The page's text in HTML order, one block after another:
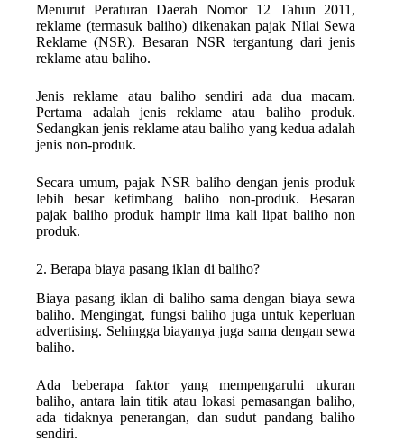
Menurut Peraturan Daerah Nomor 12 Tahun 2011,
reklame (termasuk baliho) dikenakan pajak Nilai Sewa
Reklame (NSR). Besaran NSR tergantung dari jenis
reklame atau baliho.
Jenis reklame atau baliho sendiri ada dua macam.
Pertama adalah jenis reklame atau baliho produk.
Sedangkan jenis reklame atau baliho yang kedua adalah
jenis non-produk.
Secara umum, pajak NSR baliho dengan jenis produk
lebih besar ketimbang baliho non-produk. Besaran
pajak baliho produk hampir lima kali lipat baliho non
produk.
2. Berapa biaya pasang iklan di baliho?
Biaya pasang iklan di baliho sama dengan biaya sewa
baliho. Mengingat, fungsi baliho juga untuk keperluan
advertising. Sehingga biayanya juga sama dengan sewa
baliho.
Ada beberapa faktor yang mempengaruhi ukuran
baliho, antara lain titik atau lokasi pemasangan baliho,
ada tidaknya penerangan, dan sudut pandang baliho
sendiri.